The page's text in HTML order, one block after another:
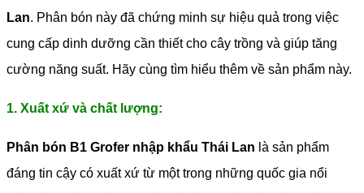
Lan. Phân bón này đã chứng minh sự hiệu quả trong việc
cung cấp dinh dưỡng cần thiết cho cây trồng và giúp tăng
cường năng suất. Hãy cùng tìm hiểu thêm về sản phẩm này.
1. Xuất xứ và chất lượng:
Phân bón B1 Grofer nhập khẩu Thái Lan là sản phẩm
đáng tin cậy có xuất xứ từ một trong những quốc gia nổi